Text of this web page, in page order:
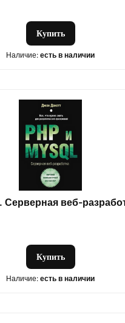
Купить
Наличие: есть в наличии
Серверная веб-
Купить
Наличие: есть в наличии